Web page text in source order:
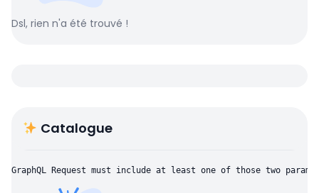
Dsl, rien n'a été trouvé !
Catalogue
GraphQL Request must include at least one of those two